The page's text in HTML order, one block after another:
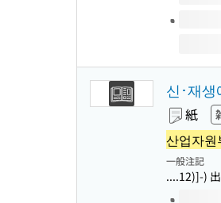
신･재생
紙
산업자원
一般注記
....12)]-)
このタイト